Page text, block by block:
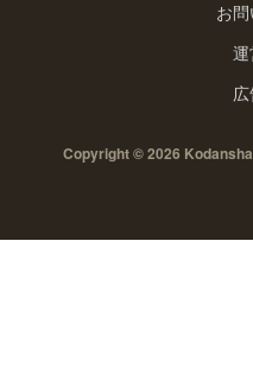
お
運
Copyright © 2026